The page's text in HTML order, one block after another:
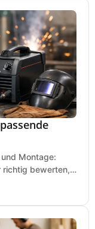
Montage:
richtig bewerten,